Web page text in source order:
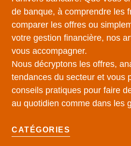
de banque, à comprendre les
comparer les offres ou
votre gestion financière, nos
vous accompagner.
Nous décryptons les offres,
tendances du secteur et vous
conseils pratiques pour faire
au quotidien comme dans les
CATÉGORIES